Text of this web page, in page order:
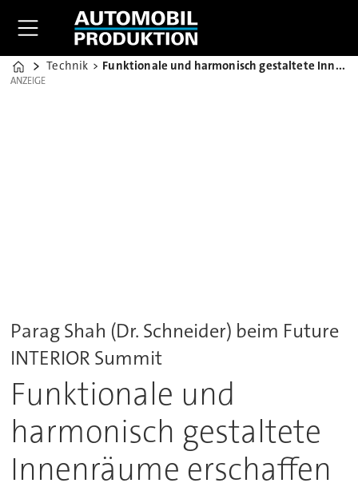
Home
Technik Funktionale und harmonisch gestaltete Innenräume erschaffen
ANZEIGE
ANZEIGE
Parag Shah (Dr. Schneider) beim Future
INTERIOR Summit
Funktionale und
harmonisch gestaltete
Innenräume erschaffen